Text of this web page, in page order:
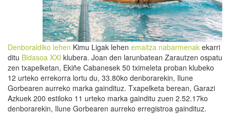
Denboraldiko lehen Kimu Ligak lehen emaitza nabarmenak ekarri
ditu Bidasoa XXI klubera. Joan den larunbatean Zarautzen ospatu
zen txapelketan, Ekiñe Cabanesek 50 tximeleta proban klubeko
12 urteko errekorra lortu du, 33.80ko denborarekin, Ilune
Gorbearen aurreko marka gaindituz. Txapelketa berean, Garazi
Azkuek 200 estiloko 11 urteko marka gainditu zuen 2.52.17ko
denborarekin, Ilune Gorbearen aurreko erregistroa gaindituz.